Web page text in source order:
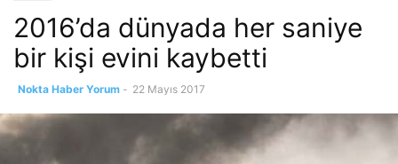
2016’da dünyada her saniye
bir kişi evini kaybetti
Nokta Haber Yorum - 22 Mayıs 2017